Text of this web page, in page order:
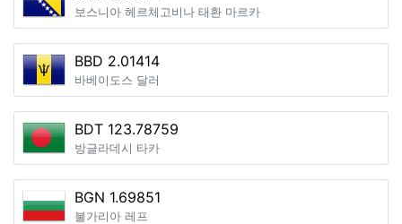
보스니아 헤르체고비나 태환 마르카
BBD 2.01414
바베이도스 달러
BDT 123.78759
방글라데시 타카
BGN 1.69851
불가리아 레프